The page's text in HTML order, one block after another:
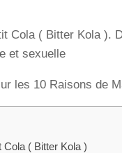
Cola ( Bitter Kola ).
et sexuelle
les 10 Raisons de
( Bitter Kola )